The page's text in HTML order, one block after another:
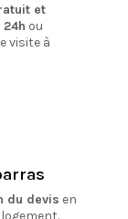
et
ou
visite à
du devis en